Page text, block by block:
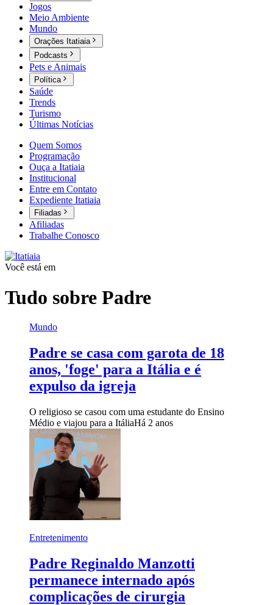
Jogos
Meio Ambiente
Mundo
Orações Itatiaia
Podcasts
Pets e Animais
Política
Saúde
Trends
Turismo
Últimas Notícias
Quem Somos
Programação
Ouça a Itatiaia
Institucional
Entre em Contato
Expediente Itatiaia
Filiadas
Afiliadas
Trabalhe Conosco
Você está em
Tudo sobre Padre
Mundo
Padre se casa com garota de 18
anos, 'foge' para a Itália e é
expulso da igreja
O religioso se casou com uma estudante do Ensino
Médio e viajou para a ItáliaHá 2 anos
Entretenimento
Padre Reginaldo Manzotti
permanece internado após
complicações de cirurgia